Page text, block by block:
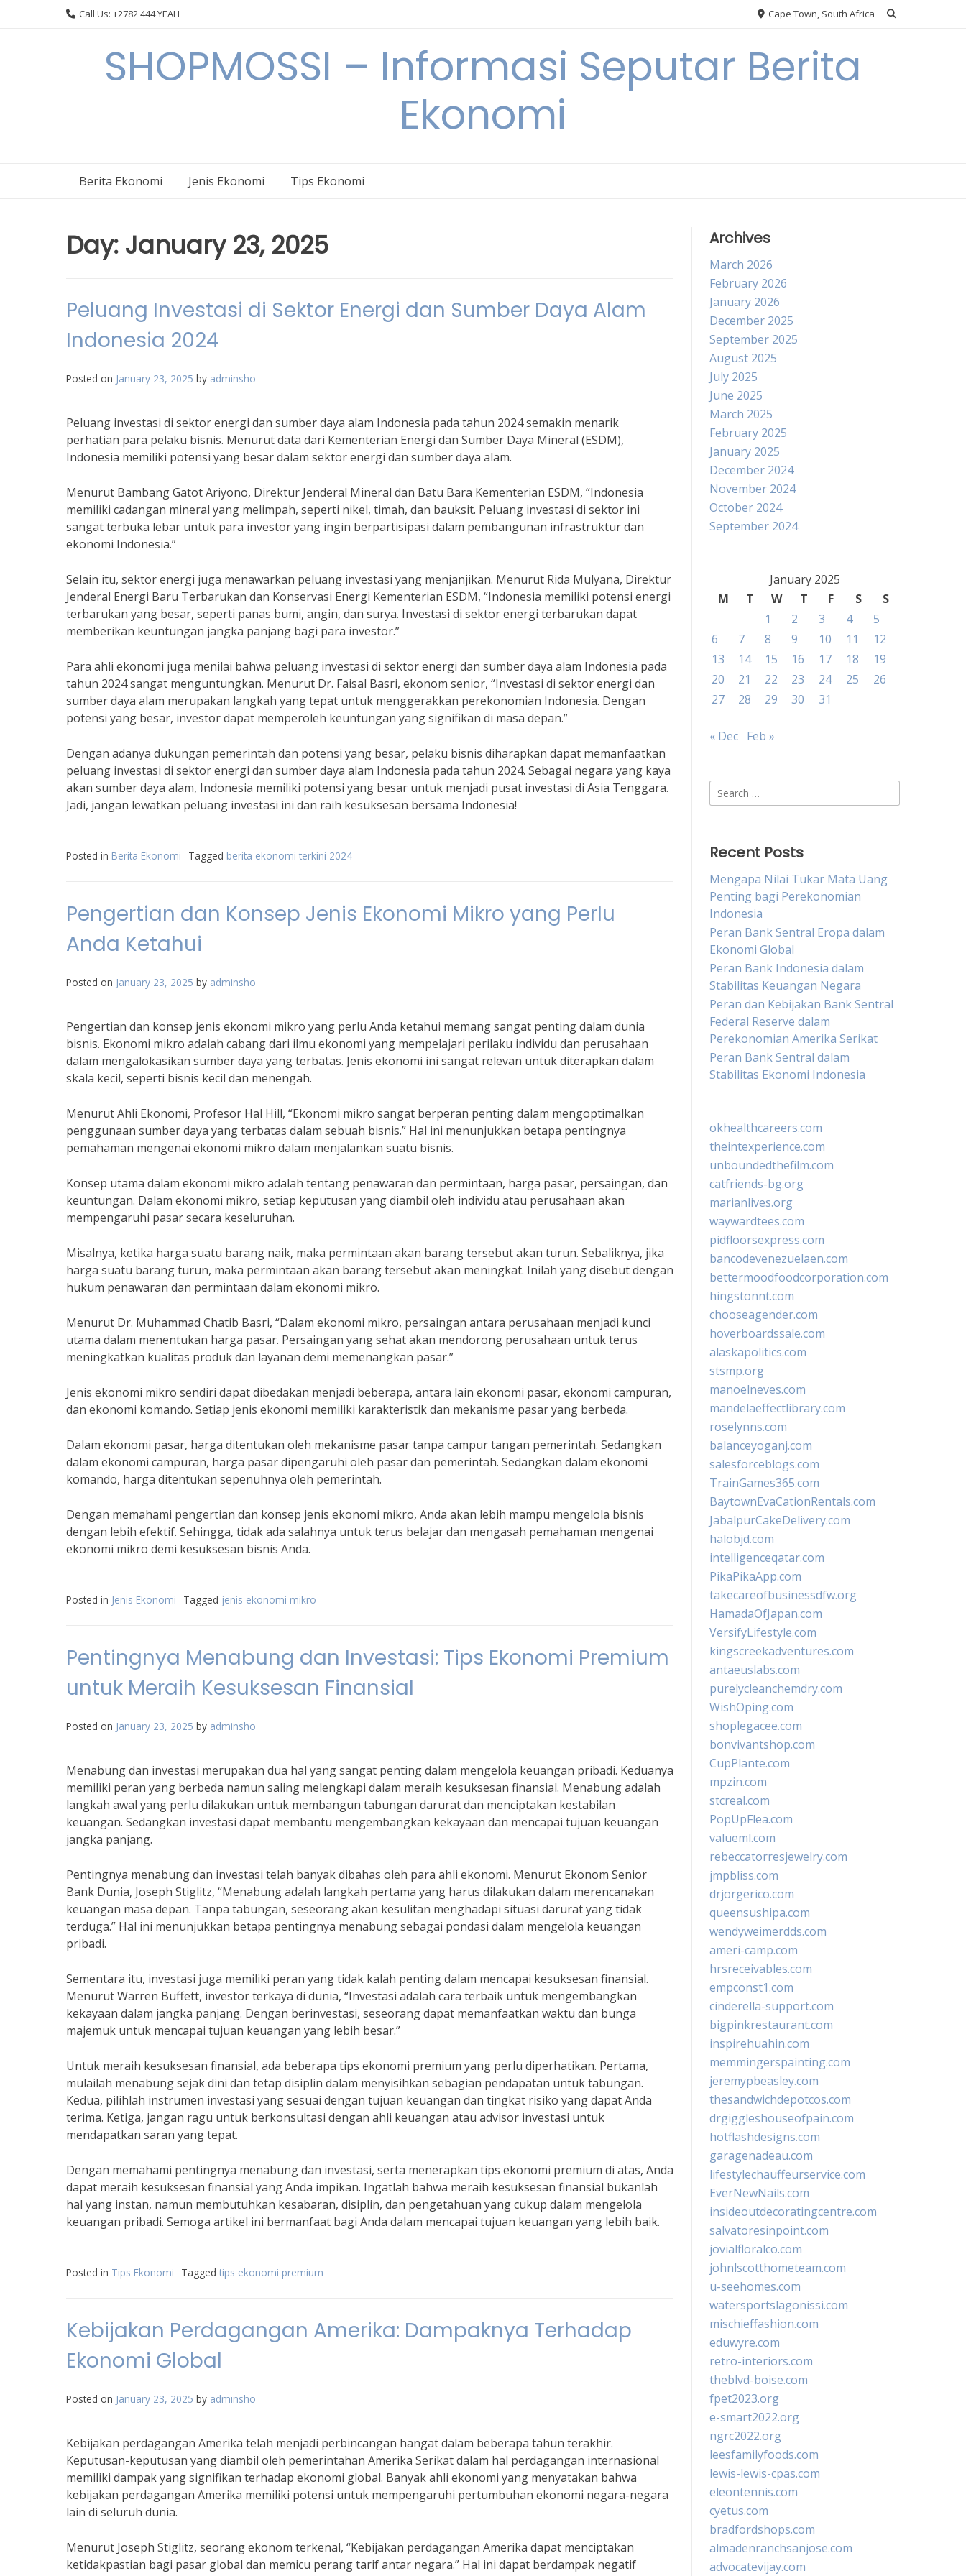
Call Us: +2782 444 YEAH Cape Town, South Africa
SHOPMOSSI – Informasi Seputar Berita
Ekonomi
Berita Ekonomi Jenis Ekonomi Tips Ekonomi
Day: January 23, 2025
Peluang Investasi di Sektor Energi dan Sumber Daya Alam
Indonesia 2024
Posted on January 23, 2025 by adminsho
Peluang investasi di sektor energi dan sumber daya alam Indonesia pada tahun 2024 semakin menarik
perhatian para pelaku bisnis. Menurut data dari Kementerian Energi dan Sumber Daya Mineral (ESDM),
Indonesia memiliki potensi yang besar dalam sektor energi dan sumber daya alam.
Menurut Bambang Gatot Ariyono, Direktur Jenderal Mineral dan Batu Bara Kementerian ESDM, “Indonesia
memiliki cadangan mineral yang melimpah, seperti nikel, timah, dan bauksit. Peluang investasi di sektor ini
sangat terbuka lebar untuk para investor yang ingin berpartisipasi dalam pembangunan infrastruktur dan
ekonomi Indonesia.”
Selain itu, sektor energi juga menawarkan peluang investasi yang menjanjikan. Menurut Rida Mulyana, Direktur
Jenderal Energi Baru Terbarukan dan Konservasi Energi Kementerian ESDM, “Indonesia memiliki potensi energi
terbarukan yang besar, seperti panas bumi, angin, dan surya. Investasi di sektor energi terbarukan dapat
memberikan keuntungan jangka panjang bagi para investor.”
Para ahli ekonomi juga menilai bahwa peluang investasi di sektor energi dan sumber daya alam Indonesia pada
tahun 2024 sangat menguntungkan. Menurut Dr. Faisal Basri, ekonom senior, “Investasi di sektor energi dan
sumber daya alam merupakan langkah yang tepat untuk menggerakkan perekonomian Indonesia. Dengan
potensi yang besar, investor dapat memperoleh keuntungan yang signifikan di masa depan.”
Dengan adanya dukungan pemerintah dan potensi yang besar, pelaku bisnis diharapkan dapat memanfaatkan
peluang investasi di sektor energi dan sumber daya alam Indonesia pada tahun 2024. Sebagai negara yang kaya
akan sumber daya alam, Indonesia memiliki potensi yang besar untuk menjadi pusat investasi di Asia Tenggara.
Jadi, jangan lewatkan peluang investasi ini dan raih kesuksesan bersama Indonesia!
Posted in Berita Ekonomi Tagged berita ekonomi terkini 2024
Pengertian dan Konsep Jenis Ekonomi Mikro yang Perlu
Anda Ketahui
Posted on January 23, 2025 by adminsho
Pengertian dan konsep jenis ekonomi mikro yang perlu Anda ketahui memang sangat penting dalam dunia
bisnis. Ekonomi mikro adalah cabang dari ilmu ekonomi yang mempelajari perilaku individu dan perusahaan
dalam mengalokasikan sumber daya yang terbatas. Jenis ekonomi ini sangat relevan untuk diterapkan dalam
skala kecil, seperti bisnis kecil dan menengah.
Menurut Ahli Ekonomi, Profesor Hal Hill, “Ekonomi mikro sangat berperan penting dalam mengoptimalkan
penggunaan sumber daya yang terbatas dalam sebuah bisnis.” Hal ini menunjukkan betapa pentingnya
pemahaman mengenai ekonomi mikro dalam menjalankan suatu bisnis.
Konsep utama dalam ekonomi mikro adalah tentang penawaran dan permintaan, harga pasar, persaingan, dan
keuntungan. Dalam ekonomi mikro, setiap keputusan yang diambil oleh individu atau perusahaan akan
mempengaruhi pasar secara keseluruhan.
Misalnya, ketika harga suatu barang naik, maka permintaan akan barang tersebut akan turun. Sebaliknya, jika
harga suatu barang turun, maka permintaan akan barang tersebut akan meningkat. Inilah yang disebut dengan
hukum penawaran dan permintaan dalam ekonomi mikro.
Menurut Dr. Muhammad Chatib Basri, “Dalam ekonomi mikro, persaingan antara perusahaan menjadi kunci
utama dalam menentukan harga pasar. Persaingan yang sehat akan mendorong perusahaan untuk terus
meningkatkan kualitas produk dan layanan demi memenangkan pasar.”
Jenis ekonomi mikro sendiri dapat dibedakan menjadi beberapa, antara lain ekonomi pasar, ekonomi campuran,
dan ekonomi komando. Setiap jenis ekonomi memiliki karakteristik dan mekanisme pasar yang berbeda.
Dalam ekonomi pasar, harga ditentukan oleh mekanisme pasar tanpa campur tangan pemerintah. Sedangkan
dalam ekonomi campuran, harga pasar dipengaruhi oleh pasar dan pemerintah. Sedangkan dalam ekonomi
komando, harga ditentukan sepenuhnya oleh pemerintah.
Dengan memahami pengertian dan konsep jenis ekonomi mikro, Anda akan lebih mampu mengelola bisnis
dengan lebih efektif. Sehingga, tidak ada salahnya untuk terus belajar dan mengasah pemahaman mengenai
ekonomi mikro demi kesuksesan bisnis Anda.
Posted in Jenis Ekonomi Tagged jenis ekonomi mikro
Pentingnya Menabung dan Investasi: Tips Ekonomi Premium
untuk Meraih Kesuksesan Finansial
Posted on January 23, 2025 by adminsho
Menabung dan investasi merupakan dua hal yang sangat penting dalam mengelola keuangan pribadi. Keduanya
memiliki peran yang berbeda namun saling melengkapi dalam meraih kesuksesan finansial. Menabung adalah
langkah awal yang perlu dilakukan untuk membangun tabungan darurat dan menciptakan kestabilan
keuangan. Sedangkan investasi dapat membantu mengembangkan kekayaan dan mencapai tujuan keuangan
jangka panjang.
Pentingnya menabung dan investasi telah banyak dibahas oleh para ahli ekonomi. Menurut Ekonom Senior
Bank Dunia, Joseph Stiglitz, “Menabung adalah langkah pertama yang harus dilakukan dalam merencanakan
keuangan masa depan. Tanpa tabungan, seseorang akan kesulitan menghadapi situasi darurat yang tidak
terduga.” Hal ini menunjukkan betapa pentingnya menabung sebagai pondasi dalam mengelola keuangan
pribadi.
Sementara itu, investasi juga memiliki peran yang tidak kalah penting dalam mencapai kesuksesan finansial.
Menurut Warren Buffett, investor terkaya di dunia, “Investasi adalah cara terbaik untuk mengembangkan
kekayaan dalam jangka panjang. Dengan berinvestasi, seseorang dapat memanfaatkan waktu dan bunga
majemuk untuk mencapai tujuan keuangan yang lebih besar.”
Untuk meraih kesuksesan finansial, ada beberapa tips ekonomi premium yang perlu diperhatikan. Pertama,
mulailah menabung sejak dini dan tetap disiplin dalam menyisihkan sebagian pendapatan untuk tabungan.
Kedua, pilihlah instrumen investasi yang sesuai dengan tujuan keuangan dan tingkat risiko yang dapat Anda
terima. Ketiga, jangan ragu untuk berkonsultasi dengan ahli keuangan atau advisor investasi untuk
mendapatkan saran yang tepat.
Dengan memahami pentingnya menabung dan investasi, serta menerapkan tips ekonomi premium di atas, Anda
dapat meraih kesuksesan finansial yang Anda impikan. Ingatlah bahwa meraih kesuksesan finansial bukanlah
hal yang instan, namun membutuhkan kesabaran, disiplin, dan pengetahuan yang cukup dalam mengelola
keuangan pribadi. Semoga artikel ini bermanfaat bagi Anda dalam mencapai tujuan keuangan yang lebih baik.
Posted in Tips Ekonomi Tagged tips ekonomi premium
Kebijakan Perdagangan Amerika: Dampaknya Terhadap
Ekonomi Global
Posted on January 23, 2025 by adminsho
Kebijakan perdagangan Amerika telah menjadi perbincangan hangat dalam beberapa tahun terakhir.
Keputusan-keputusan yang diambil oleh pemerintahan Amerika Serikat dalam hal perdagangan internasional
memiliki dampak yang signifikan terhadap ekonomi global. Banyak ahli ekonomi yang menyatakan bahwa
kebijakan perdagangan Amerika memiliki potensi untuk mempengaruhi pertumbuhan ekonomi negara-negara
lain di seluruh dunia.
Menurut Joseph Stiglitz, seorang ekonom terkenal, “Kebijakan perdagangan Amerika dapat menciptakan
ketidakpastian bagi pasar global dan memicu perang tarif antar negara.” Hal ini dapat berdampak negatif
Archives
March 2026
February 2026
January 2026
December 2025
September 2025
August 2025
July 2025
June 2025
March 2025
February 2025
January 2025
December 2024
November 2024
October 2024
September 2024
January 2025
M
T W T F S
S
1
2 3 4
5
6
7 8 9 10 11
12
13
14 15 16 17 18
19
20
21 22 23 24 25
26
27
28 29 30 31
« Dec Feb »
Search
for:
Recent Posts
Mengapa Nilai Tukar Mata Uang
Penting bagi Perekonomian
Indonesia
Peran Bank Sentral Eropa dalam
Ekonomi Global
Peran Bank Indonesia dalam
Stabilitas Keuangan Negara
Peran dan Kebijakan Bank Sentral
Federal Reserve dalam
Perekonomian Amerika Serikat
Peran Bank Sentral dalam
Stabilitas Ekonomi Indonesia
okhealthcareers.com
theintexperience.com
unboundedthefilm.com
catfriends-bg.org
marianlives.org
waywardtees.com
pidfloorsexpress.com
bancodevenezuelaen.com
bettermoodfoodcorporation.com
hingstonnt.com
chooseagender.com
hoverboardssale.com
alaskapolitics.com
stsmp.org
manoelneves.com
mandelaeffectlibrary.com
roselynns.com
balanceyoganj.com
salesforceblogs.com
TrainGames365.com
BaytownEvaCationRentals.com
JabalpurCakeDelivery.com
halobjd.com
intelligenceqatar.com
PikaPikaApp.com
takecareofbusinessdfw.org
HamadaOfJapan.com
VersifyLifestyle.com
kingscreekadventures.com
antaeuslabs.com
purelycleanchemdry.com
WishOping.com
shoplegacee.com
bonvivantshop.com
CupPlante.com
mpzin.com
stcreal.com
PopUpFlea.com
valueml.com
rebeccatorresjewelry.com
jmpbliss.com
drjorgerico.com
queensushipa.com
wendyweimerdds.com
ameri-camp.com
hrsreceivables.com
empconst1.com
cinderella-support.com
bigpinkrestaurant.com
inspirehuahin.com
memmingerspainting.com
jeremypbeasley.com
thesandwichdepotcos.com
drgiggleshouseofpain.com
hotflashdesigns.com
garagenadeau.com
lifestylechauffeurservice.com
EverNewNails.com
insideoutdecoratingcentre.com
salvatoresinpoint.com
jovialfloralco.com
johnlscotthometeam.com
u-seehomes.com
watersportslagonissi.com
mischieffashion.com
eduwyre.com
retro-interiors.com
theblvd-boise.com
fpet2023.org
e-smart2022.org
ngrc2022.org
leesfamilyfoods.com
lewis-lewis-cpas.com
eleontennis.com
cyetus.com
bradfordshops.com
almadenranchsanjose.com
advocatevijay.com